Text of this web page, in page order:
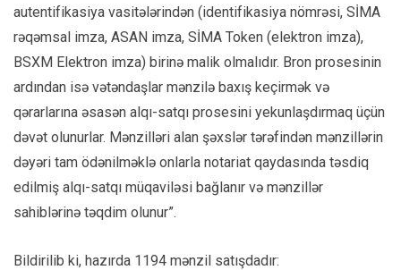
autentifikasiya vasitələrindən (identifikasiya nömrəsi, SİMA
rəqəmsal imza, ASAN imza, SİMA Token (elektron imza),
BSXM Elektron imza) birinə malik olmalıdır. Bron prosesinin
ardından isə vətəndaşlar mənzilə baxış keçirmək və
qərarlarına əsasən alqı-satqı prosesini yekunlaşdırmaq üçün
dəvət olunurlar. Mənzilləri alan şəxslər tərəfindən mənzillərin
dəyəri tam ödənilməklə onlarla notariat qaydasında təsdiq
edilmiş alqı-satqı müqaviləsi bağlanır və mənzillər
sahiblərinə təqdim olunur”.
Bildirilib ki, hazırda 1194 mənzil satışdadır: